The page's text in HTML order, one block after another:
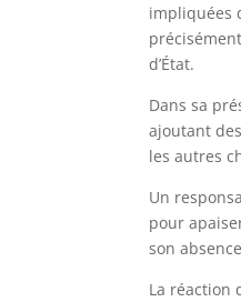
impliquées
d’État.
Dans sa
ajoutant
les autres
Un
pour
son
La réaction